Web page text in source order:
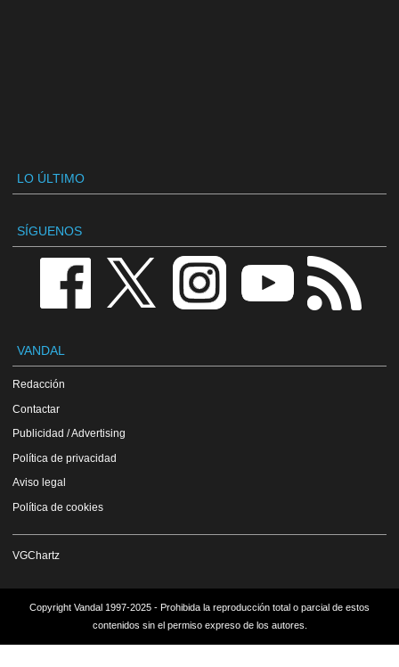
LO ÚLTIMO
SÍGUENOS
VANDAL
Redacción
Contactar
Publicidad / Advertising
Política de privacidad
Aviso legal
Política de cookies
VGChartz
Copyright Vandal 1997-2025 - Prohibida la reproducción total o parcial de estos
contenidos sin el permiso expreso de los autores.